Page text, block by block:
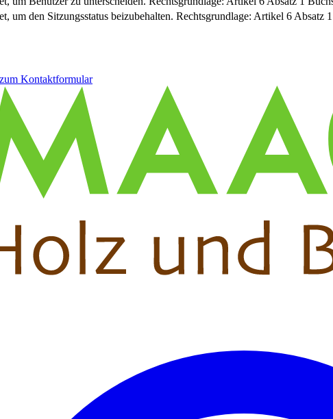
um den Sitzungsstatus beizubehalten. Rechtsgrundlage: Artikel 6 Absatz
zum Kontaktformular